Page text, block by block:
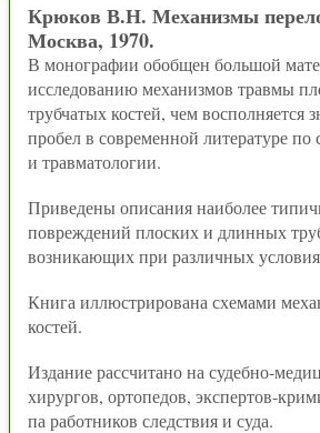
Крюков В.Н. Механизмы
Москва, 1970.
В монографии обобщен большой
исследованию механизмов травмы
трубчатых костей, чем восполняется
пробел в современной литературе
и травматологии.
Приведены описания наиболее
повреждений плоских и длинных
возникающих при различных
Книга иллюстрирована схемами
костей.
Издание рассчитано на судебно-
хирургов, ортопедов, экспертов-
па работников следствия и суда.